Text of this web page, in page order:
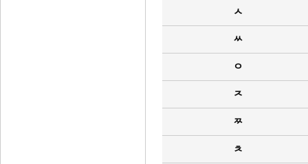
ㅅ
ㅆ
ㅇ
ㅈ
ㅉ
ㅊ